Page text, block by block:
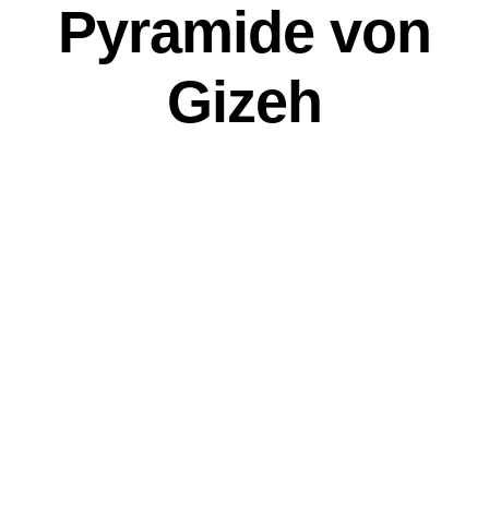
Pyramide von
Gizeh